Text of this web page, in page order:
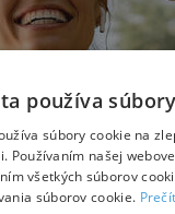
používa
súbory cookie na
Používaním našej
všetkých súborov
súborov cookie.